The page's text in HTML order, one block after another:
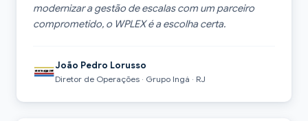
modernizar a gestão de escalas com um parceiro
comprometido, o WPLEX é a escolha certa.
João Pedro Lorusso
Diretor de Operações · Grupo Ingá · RJ